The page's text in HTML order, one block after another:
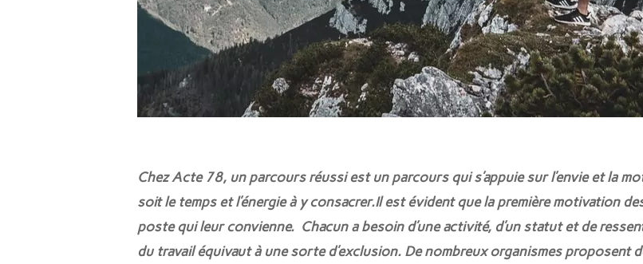
Chez Acte 78, un parcours réussi est un parcours qui s’appuie sur l’envie et la
soit le temps et l’énergie à y consacrer.Il est évident que la première motivation
poste qui leur convienne. Chacun a besoin d’une activité, d’un statut et de
du travail équivaut à une sorte d’exclusion. De nombreux organismes proposent